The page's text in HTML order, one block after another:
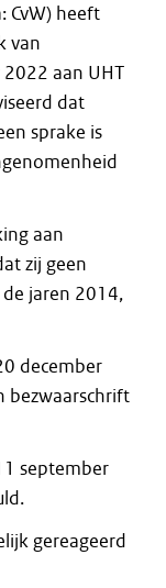
CvW) heeft
van
aan UHT
dat
sprake is
aan
zij geen
jaren 2014,
december
bezwaarschrift
september
gereageerd